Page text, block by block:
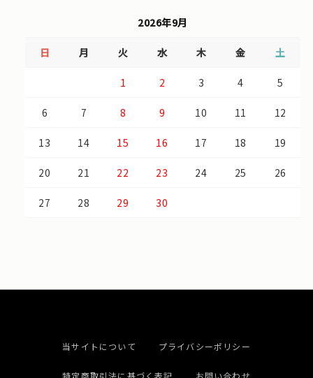
2026年9月
日 月 火 水 木 金 土
1 2 3 4 5
6 7 8 9 10 11 12
13 14 15 16 17 18 19
20 21 22 23 24 25 26
27 28 29 30
当サイトについて プライバシーポリシー
特定商取引法に基づく表記 お問い合わせ